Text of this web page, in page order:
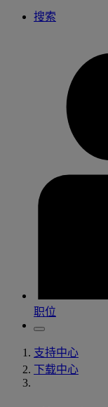
搜索
职位
支持中心
下载中心